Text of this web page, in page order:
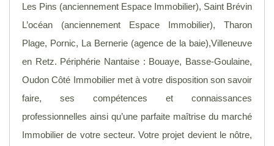
Les Pins (anciennement Espace Immobilier), Saint Brévin
L’océan (anciennement Espace Immobilier), Tharon
Plage, Pornic, La Bernerie (agence de la baie),Villeneuve
en Retz. Périphérie Nantaise : Bouaye, Basse-Goulaine,
Oudon Côté Immobilier met à votre disposition son savoir
faire, ses compétences et connaissances
professionnelles ainsi qu’une parfaite maîtrise du marché
Immobilier de votre secteur. Votre projet devient le nôtre,